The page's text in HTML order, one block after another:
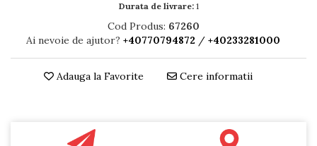
Durata de livrare:1
Cod Produs: 67260
Ai nevoie de ajutor? +40770794872 / +40233281000
Adauga la Favorite Cere informatii